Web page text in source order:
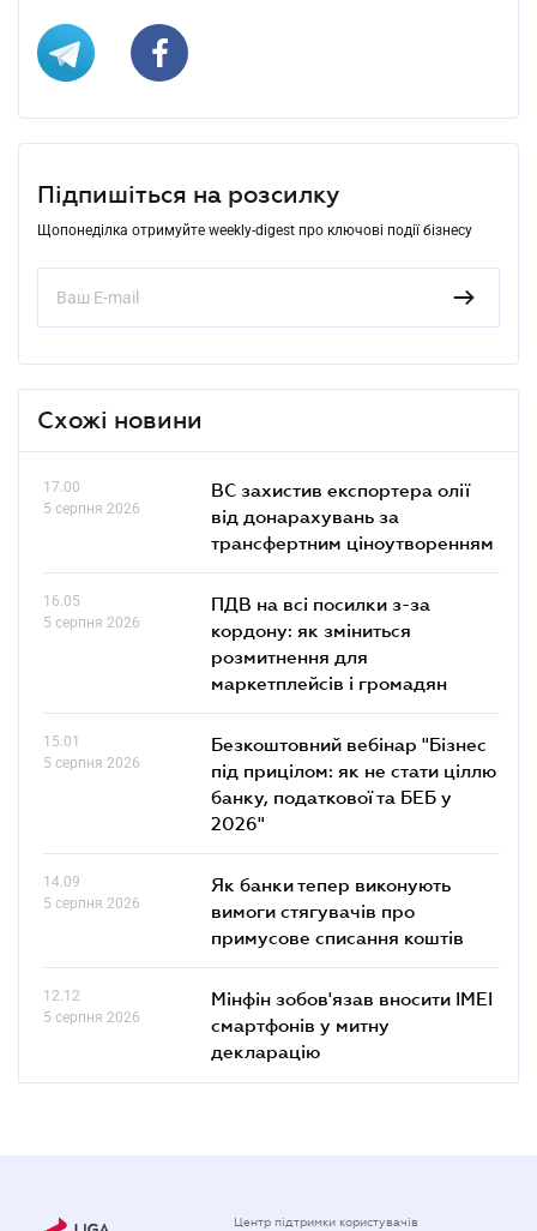
Підпишіться на розсилку
Щопонеділка отримуйте weekly-digest про ключові події бізнесу
Схожі новини
17.00
5 серпня 2026
ВС захистив експортера олії
від донарахувань за
трансфертним ціноутворенням
16.05
5 серпня 2026
ПДВ на всі посилки з-за
кордону: як зміниться
розмитнення для
маркетплейсів і громадян
15.01
5 серпня 2026
Безкоштовний вебінар "Бізнес
під прицілом: як не стати ціллю
банку, податкової та БЕБ у
2026"
14.09
5 серпня 2026
Як банки тепер виконують
вимоги стягувачів про
примусове списання коштів
12.12
5 серпня 2026
Мінфін зобов'язав вносити IMEI
смартфонів у митну
декларацію
Центр підтримки користувачів